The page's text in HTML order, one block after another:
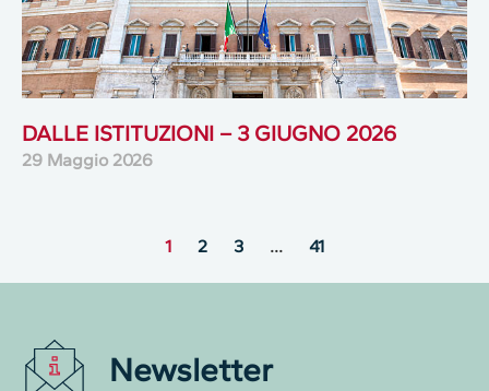
DALLE ISTITUZIONI – 3 GIUGNO 2026
29 Maggio 2026
1 2 3 … 41
Newsletter